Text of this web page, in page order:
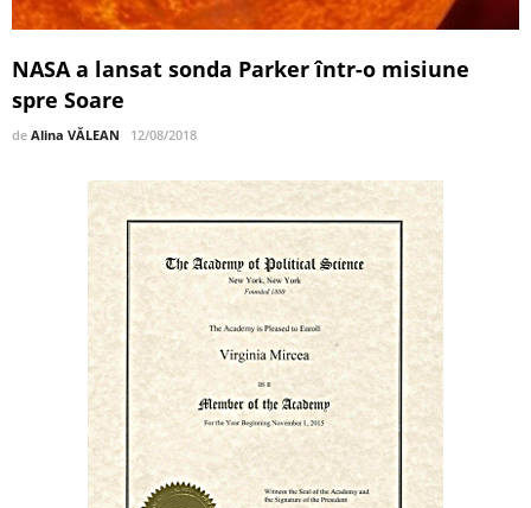
NASA a lansat sonda Parker într-o misiune
spre Soare
de Alina VĂLEAN 12/08/2018